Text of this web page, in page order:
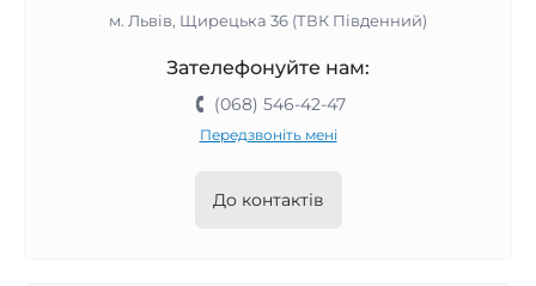
м. Львів, Щирецька 36 (ТВК Південний)
Зателефонуйте нам:
(068) 546-42-47
Передзвоніть мені
До контактів